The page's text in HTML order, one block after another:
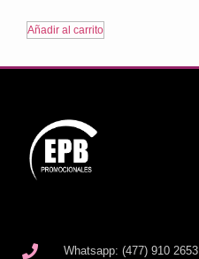
Añadir al carrito
Whatsapp: (477) 910 2653